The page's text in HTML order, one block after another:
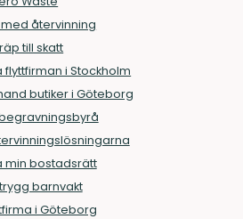
med återvinning
till skatt
flyttfirman i Stockholm
butiker i Göteborg
min bostadsrätt
barnvakt
i Göteborg